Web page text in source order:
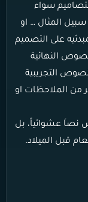
سواء
المثال … او
على التصميم
النهائية
التجريبية
من الملاحظات او
نصاَ عشوائياً، بل
قبل الميلاد.